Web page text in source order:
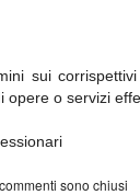
sui
o servizi
sono chiusi